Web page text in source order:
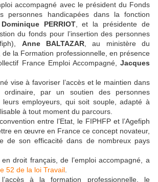
accompagné avec le président du Fonds
personnes handicapées dans la fonction
Dominique PERRIOT, et la présidente de
du fonds pour l’insertion des personnes
Anne BALTAZAR , au ministère du
de la Formation professionnelle, en présence
France Emploi Accompagné, Jacques
vise à favoriser l’accès et le maintien dans
ordinaire, par un soutien des personnes
leurs employeurs, qui soit souple, adapté à
à tout moment du parcours.
entre l’Etat, le FIPHFP et l’Agefiph
en œuvre en France ce concept novateur,
de son efficacité dans de nombreux pays
droit français, de l’emploi accompagné, a
52 de la loi Travail
l’accès à la formation professionnelle, le